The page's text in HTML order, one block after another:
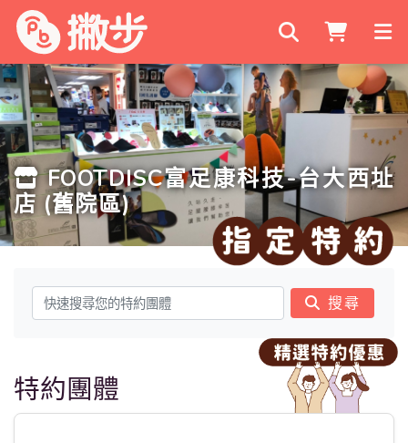
搜尋商家
FOOTDISC富足康科技-台大西址
店 (舊院區)
搜尋
特約團體